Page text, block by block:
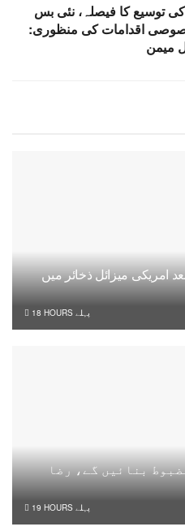
توسیع کا فیصلہ، نئی بس
اقدامات کی منظوری:
میمن
امریکی میزائل ذخائر میں
18 HOURS پہلے
بنائیں گے، رضا
19 HOURS پہلے